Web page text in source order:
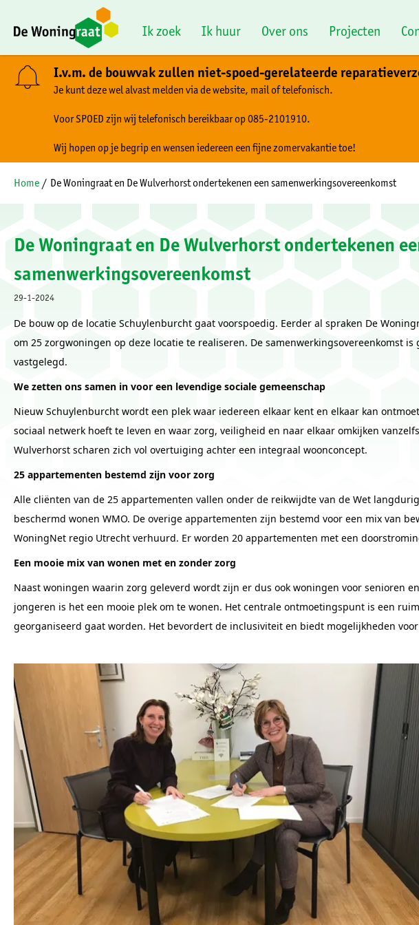
Ik zoek Ik huur Over ons Projecten
I.v.m. de bouwvak zullen niet-spoed-gerelateerde
Je kunt deze wel alvast melden via de website, mail of telefonisch.
Voor SPOED zijn wij telefonisch bereikbaar op 085-2101910.
Wij hopen op je begrip en wensen iedereen een fijne zomervakantie toe!
Home De Woningraat en De Wulverhorst ondertekenen een samenwerkingsovereenkomst
De Woningraat en De Wulverhorst ondertekenen
samenwerkingsovereenkomst
29-1-2024
De bouw op de locatie Schuylenburcht gaat voorspoedig. Eerder al spraken De
om 25 zorgwoningen op deze locatie te realiseren. De samenwerkingsovereenkomst
vastgelegd.
We zetten ons samen in voor een levendige sociale gemeenschap
Nieuw Schuylenburcht wordt een plek waar iedereen elkaar kent en elkaar kan
sociaal netwerk hoeft te leven en waar zorg, veiligheid en naar elkaar omkijken
Wulverhorst scharen zich vol overtuiging achter een integraal woonconcept.
25 appartementen bestemd zijn voor zorg
Alle cliënten van de 25 appartementen vallen onder de reikwijdte van de Wet
beschermd wonen WMO. De overige appartementen zijn bestemd voor een mix van
WoningNet regio Utrecht verhuurd. Er worden 20 appartementen met een
Een mooie mix van wonen met en zonder zorg
Naast woningen waarin zorg geleverd wordt zijn er dus ook woningen voor senioren
jongeren is het een mooie plek om te wonen. Het centrale ontmoetingspunt is een
georganiseerd gaat worden. Het bevordert de inclusiviteit en biedt mogelijkheden